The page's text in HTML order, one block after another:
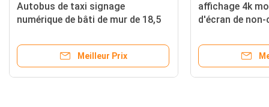
tactile capacitif fixé au mur
numérique de 43
Meilleur Prix
Autobus de taxi
numérique de bâti de
d'affichage à cristaux
réseau HD de contact
Meilleur